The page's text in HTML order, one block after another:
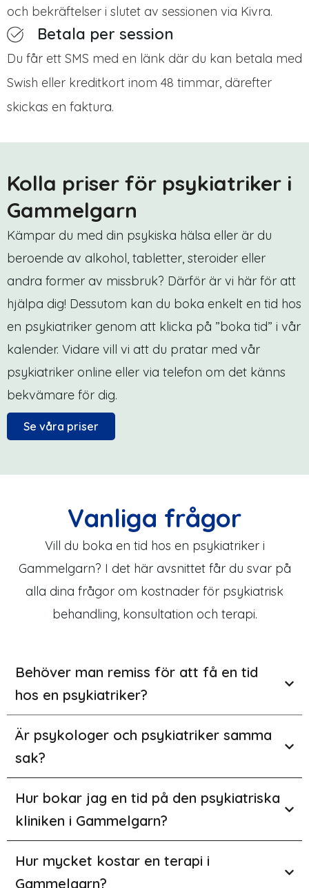
och bekräftelser i slutet av sessionen via Kivra.
Betala per session
Du får ett SMS med en länk där du kan betala med
Swish eller kreditkort inom 48 timmar, därefter
skickas en faktura.
Kolla priser för psykiatriker i
Gammelgarn
Kämpar du med din psykiska hälsa eller är du
beroende av alkohol, tabletter, steroider eller
andra former av missbruk? Därför är vi här för att
hjälpa dig! Dessutom kan du boka enkelt en tid hos
en psykiatriker genom att klicka på ”boka tid” i vår
kalender. Vidare vill vi att du pratar med vår
psykiatriker online eller via telefon om det känns
bekvämare för dig.
Se våra priser
Vanliga frågor
Vill du boka en tid hos en psykiatriker i
Gammelgarn? I det här avsnittet får du svar på
alla dina frågor om kostnader för psykiatrisk
behandling, konsultation och terapi.
Behöver man remiss för att få en tid
hos en psykiatriker?
Är psykologer och psykiatriker samma
sak?
Hur bokar jag en tid på den psykiatriska
kliniken i Gammelgarn?
Hur mycket kostar en terapi i
Gammelgarn?